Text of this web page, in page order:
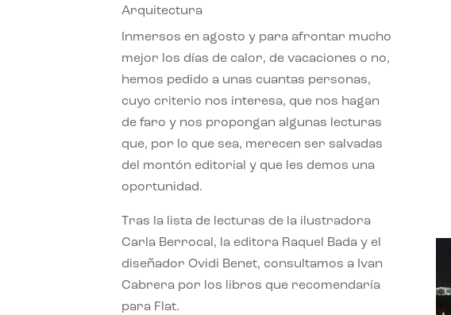
Arquitectura
Inmersos en agosto y para afrontar mucho
mejor los días de calor, de vacaciones o no,
hemos pedido a unas cuantas personas,
cuyo criterio nos interesa, que nos hagan
de faro y nos propongan algunas lecturas
que, por lo que sea, merecen ser salvadas
del montón editorial y que les demos una
oportunidad.
Tras la lista de lecturas de la ilustradora
Carla Berrocal, la editora Raquel Bada y el
diseñador Ovidi Benet, consultamos a Ivan
Cabrera por los libros que recomendaría
para Flat.